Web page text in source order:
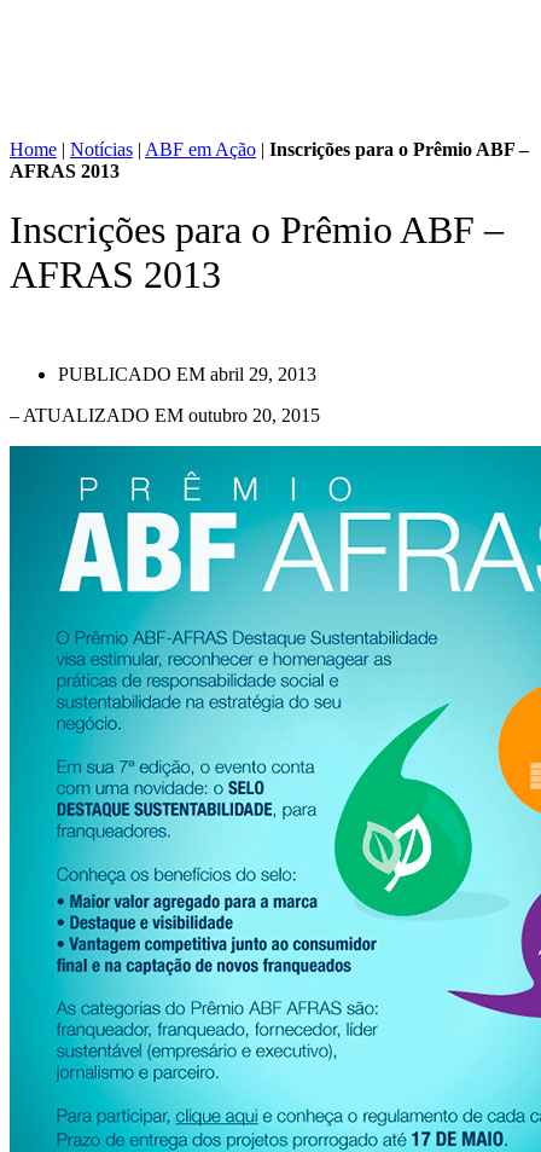
Home | Notícias | ABF em Ação | Inscrições para o Prêmio ABF –
AFRAS 2013
Inscrições para o Prêmio ABF –
AFRAS 2013
PUBLICADO EM abril 29, 2013
– ATUALIZADO EM outubro 20, 2015